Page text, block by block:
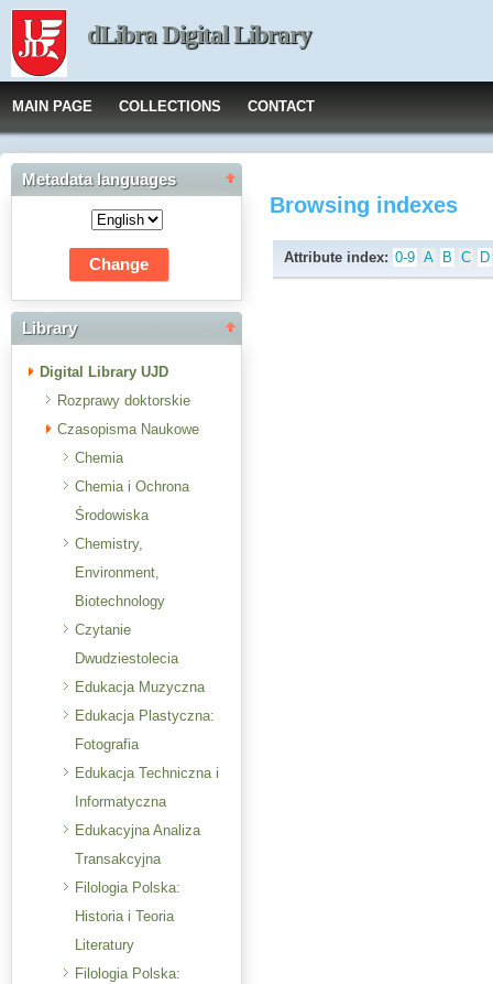
dLibra Digital Library
MAIN PAGE COLLECTIONS CONTACT
Metadata languages
Library
Digital Library UJD
Rozprawy doktorskie
Czasopisma Naukowe
Chemia
Chemia i Ochrona
Środowiska
Chemistry,
Environment,
Biotechnology
Czytanie
Dwudziestolecia
Edukacja Muzyczna
Edukacja Plastyczna:
Fotografia
Edukacja Techniczna i
Informatyczna
Edukacyjna Analiza
Transakcyjna
Filologia Polska:
Historia i Teoria
Literatury
Filologia Polska:
Browsing indexes
Attribute index: 0-9 A B C D